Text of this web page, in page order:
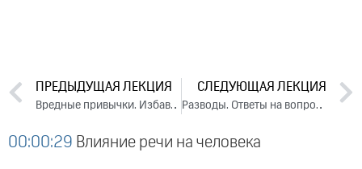
ПРЕДЫДУЩАЯ ЛЕКЦИЯ
Вредные привычки. Избавление от зависимостей. Ответы на вопросы (2021)
СЛЕДУЮЩАЯ ЛЕКЦИЯ
Разводы. Ответы на вопросы (2021)
00:00:29 Влияние речи на человека